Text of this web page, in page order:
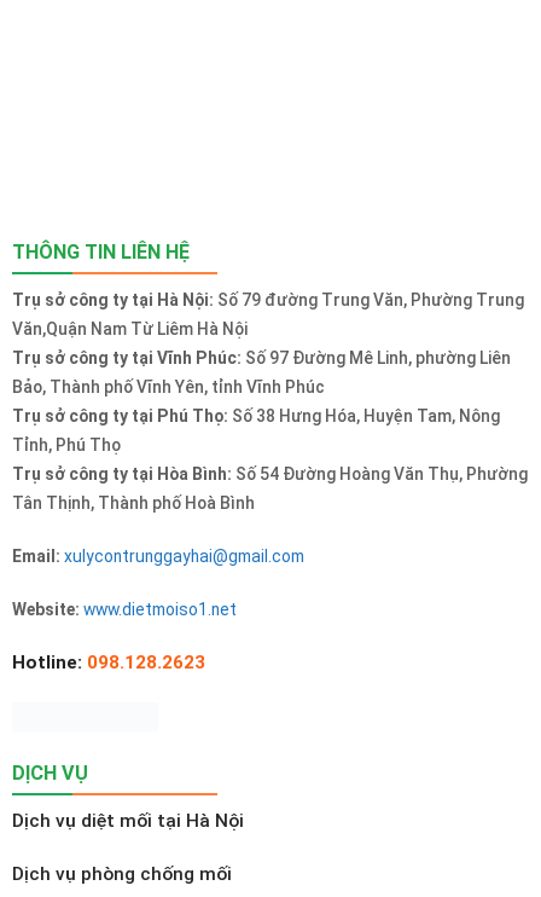
THÔNG TIN LIÊN HỆ
Trụ sở công ty tại Hà Nội: Số 79 đường Trung Văn, Phường Trung
Văn,Quận Nam Từ Liêm Hà Nội
Trụ sở công ty tại Vĩnh Phúc: Số 97 Đường Mê Linh, phường Liên
Bảo, Thành phố Vĩnh Yên, tỉnh Vĩnh Phúc
Trụ sở công ty tại Phú Thọ: Số 38 Hưng Hóa, Huyện Tam, Nông
Tỉnh, Phú Thọ
Trụ sở công ty tại Hòa Bình: Số 54 Đường Hoàng Văn Thụ, Phường
Tân Thịnh, Thành phố Hoà Bình
Email: xulycontrunggayhai@gmail.com
Website: www.dietmoiso1.net
Hotline: 098.128.2623
DỊCH VỤ
Dịch vụ diệt mối tại Hà Nội
Dịch vụ phòng chống mối